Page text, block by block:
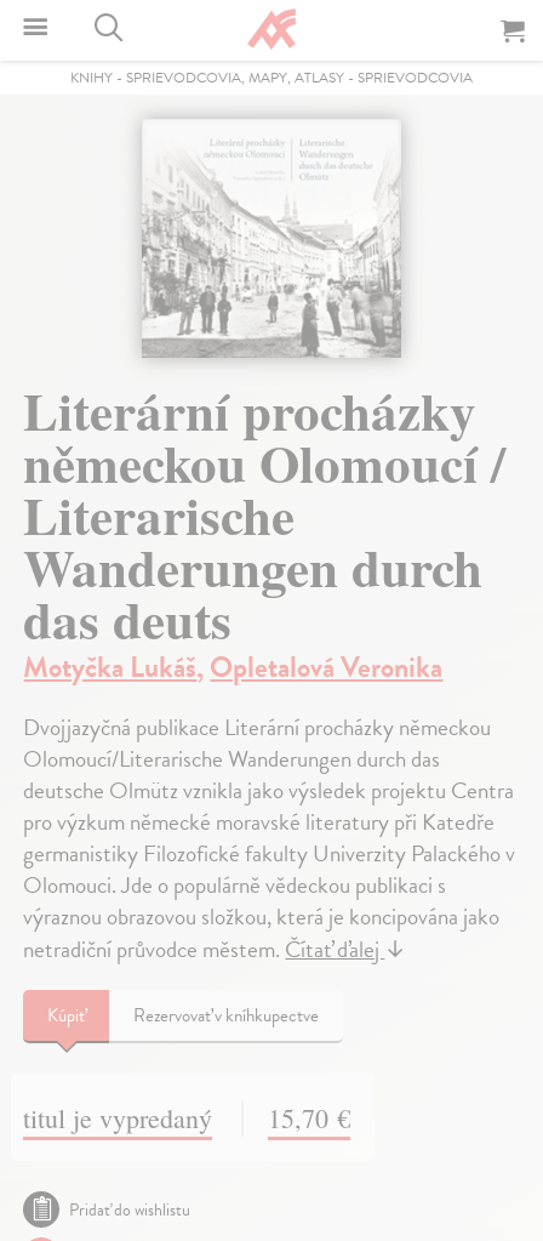
KNIHY - SPRIEVODCOVIA, MAPY, ATLASY - SPRIEVODCOVIA
Literární procházky
německou Olomoucí /
Literarische
Wanderungen durch
das deuts
Motyčka Lukáš,Opletalová Veronika
Dvojjazyčná publikace Literární procházky německou
Olomoucí/Literarische Wanderungen durch das
deutsche Olmütz vznikla jako výsledek projektu Centra
pro výzkum německé moravské literatury při Katedře
germanistiky Filozofické fakulty Univerzity Palackého v
Olomouci. Jde o populárně vědeckou publikaci s
výraznou obrazovou složkou, která je koncipována jako
netradiční průvodce městem.Čítať ďalej↓
Kúpiť Rezervovať v kníhkupectve
titul je vypredaný 15,70 €
Pridať do wishlistu